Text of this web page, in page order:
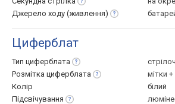
Джерело ходу (живлення)
Циферблат
Тип циферблата
Розмітка циферблата
мітки
Колір
білий
Підсвічування